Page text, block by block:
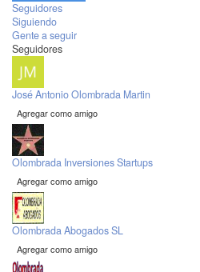
Seguidores
Siguiendo
Gente a seguir
Seguidores
José Antonio Olombrada Martin
Agregar como amigo
Olombrada Inversiones Startups
Agregar como amigo
Olombrada Abogados SL
Agregar como amigo